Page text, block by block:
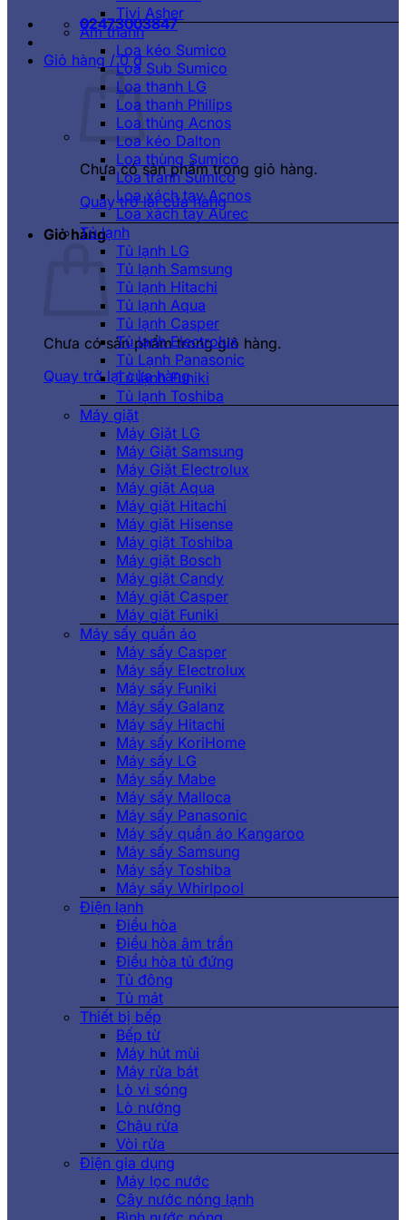
02473003847
Giỏ hàng /0₫
Chưa có sản phẩm trong giỏ hàng.
Quay trở lại cửa hàng
Giỏ hàng
Chưa có sản phẩm trong giỏ hàng.
Quay trở lại cửa hàng
Tivi Asher
Âm thanh
Loa kéo Sumico
Loa Sub Sumico
Loa thanh LG
Loa thanh Philips
Loa thùng Acnos
Loa kéo Dalton
Loa thùng Sumico
Loa tranh Sumico
Loa xách tay Acnos
Loa xách tay Aurec
Tủ lạnh
Tủ lạnh LG
Tủ lạnh Samsung
Tủ lạnh Hitachi
Tủ lạnh Aqua
Tủ lạnh Casper
Tủ lạnh Electrolux
Tủ Lạnh Panasonic
Tủ lạnh Funiki
Tủ lạnh Toshiba
Máy giặt
Máy Giặt LG
Máy Giặt Samsung
Máy Giặt Electrolux
Máy giặt Aqua
Máy giặt Hitachi
Máy giặt Hisense
Máy giặt Toshiba
Máy giặt Bosch
Máy giặt Candy
Máy giặt Casper
Máy giặt Funiki
Máy sấy quần áo
Máy sấy Casper
Máy sấy Electrolux
Máy sấy Funiki
Máy sấy Galanz
Máy sấy Hitachi
Máy sấy KoriHome
Máy sấy LG
Máy sấy Mabe
Máy sấy Malloca
Máy sấy Panasonic
Máy sấy quần áo Kangaroo
Máy sấy Samsung
Máy sấy Toshiba
Máy sấy Whirlpool
Điện lạnh
Điều hòa
Điều hòa âm trần
Điều hòa tủ đứng
Tủ đông
Tủ mát
Thiết bị bếp
Bếp từ
Máy hút mùi
Máy rửa bát
Lò vi sóng
Lò nướng
Chậu rửa
Vòi rửa
Điện gia dụng
Máy lọc nước
Cây nước nóng lạnh